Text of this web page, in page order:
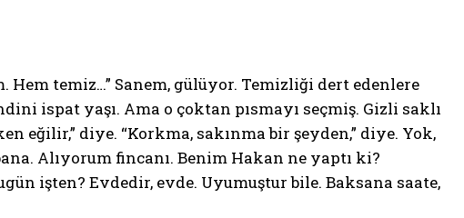
temiz…” Sanem, gülüyor. Temizliği dert edenlere
ispat yaşı. Ama o çoktan pısmayı seçmiş. Gizli saklı
eğilir,” diye. “Korkma, sakınma bir şeyden,” diye. Yok,
Alıyorum fincanı. Benim Hakan ne yaptı ki?
işten? Evdedir, evde. Uyumuştur bile. Baksana saate,